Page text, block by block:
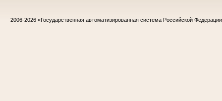
2006-2026 «Государственная автоматизированная система Российской